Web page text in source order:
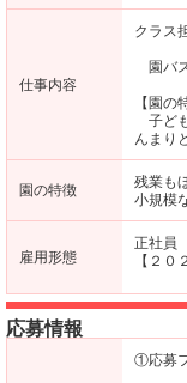
仕事内容
クラス
園バ
【園の
子ど
んまり
園の特徴
残業も
小規模
雇用形態
正社員
【２０
応募情報
①応募